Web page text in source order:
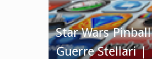
Star Wars
Guerre Stellari |